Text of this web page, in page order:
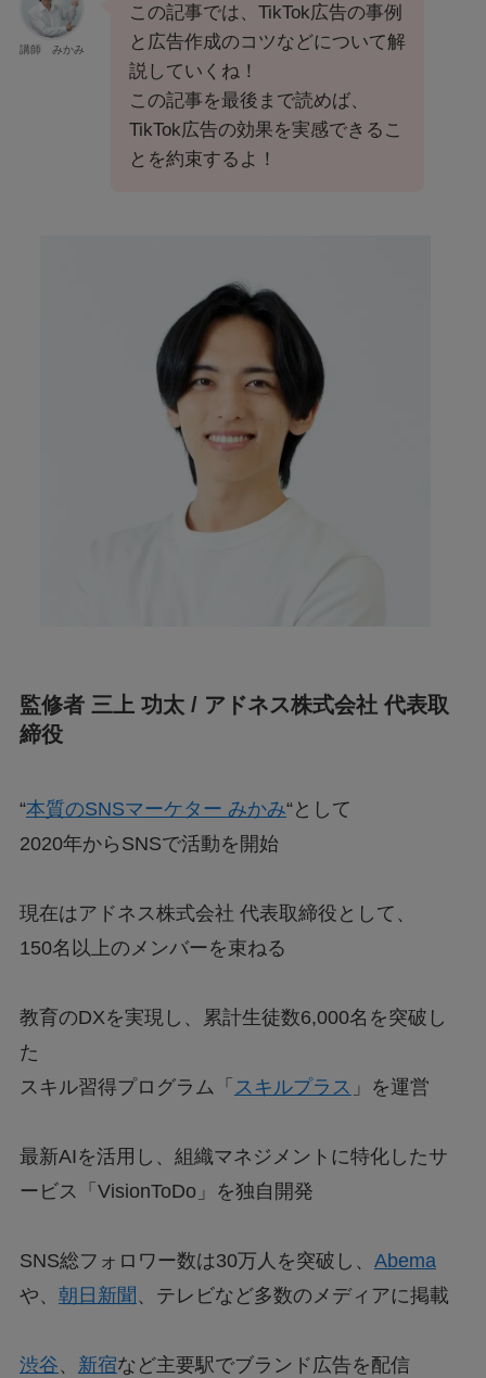
講師 みかみ
この記事では、TikTok広告の事例
と広告作成のコツなどについて解
説していくね！
この記事を最後まで読めば、
TikTok広告の効果を実感できるこ
とを約束するよ！
監修者 三上 功太 / アドネス株式会社 代表取
締役
“本質のSNSマーケター みかみ“として
2020年からSNSで活動を開始
現在はアドネス株式会社 代表取締役として、
150名以上のメンバーを束ねる
教育のDXを実現し、累計生徒数6,000名を突破し
た
スキル習得プログラム「 スキルプラス 」を運営
最新AIを活用し、組織マネジメントに特化したサ
ービス「VisionToDo」を独自開発
SNS総フォロワー数は30万人を突破し、 Abema
や、 朝日新聞 、テレビなど多数のメディアに掲載
渋谷、 新宿など主要駅でブランド広告を配信